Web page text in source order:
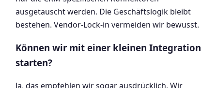
ausgetauscht werden. Die Geschäftslogik bleibt
bestehen. Vendor-Lock-in vermeiden wir bewusst.
Können wir mit einer kleinen Integration
starten?
Ja, das empfehlen wir sogar ausdrücklich. Wir